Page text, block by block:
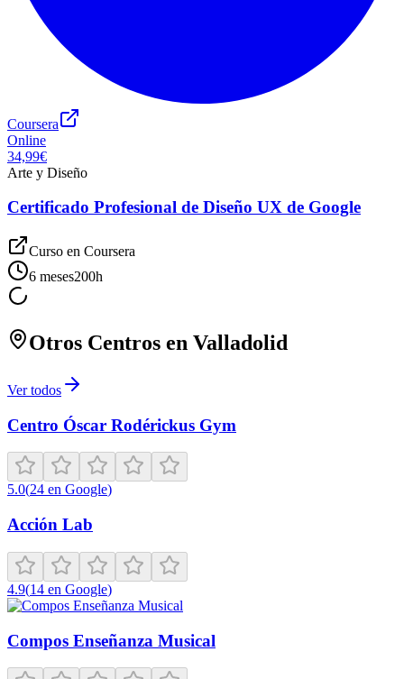
Coursera
Online
34,99€
Arte y Diseño
Certificado Profesional de Diseño UX de Google
Curso en Coursera
6 meses200h
Otros Centros en Valladolid
Ver todos
Centro Óscar Rodérickus Gym
5.0(24 en Google)
Acción Lab
4.9(14 en Google)
Compos Enseñanza Musical